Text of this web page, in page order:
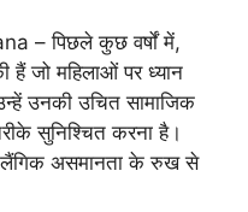
– पिछले कुछ वर्षों में,
जो महिलाओं पर ध्यान
उनकी उचित सामाजिक
सुनिश्चित करना है।
लैंगिक असमानता के रुख से